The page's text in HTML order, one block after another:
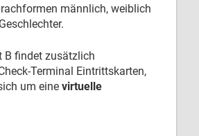
männlich, weiblich
B findet zusätzlich
Terminal Eintrittskarten,
um eine virtuelle